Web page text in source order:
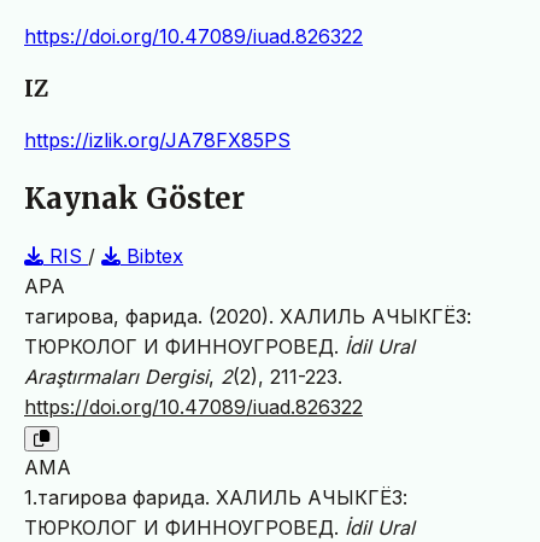
https://doi.org/10.47089/iuad.826322
IZ
https://izlik.org/JA78FX85PS
Kaynak Göster
RIS /
Bibtex
APA
тагирова, фарида. (2020). ХАЛИЛЬ АЧЫКГЁЗ:
ТЮРКОЛОГ И ФИННОУГРОВЕД. İdil Ural
Araştırmaları Dergisi, 2(2), 211-223.
https://doi.org/10.47089/iuad.826322
AMA
1.тагирова фарида. ХАЛИЛЬ АЧЫКГЁЗ:
ТЮРКОЛОГ И ФИННОУГРОВЕД. İdil Ural